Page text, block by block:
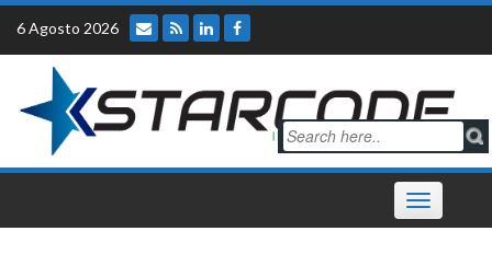
Skip
content
6 Agosto 2026
Toggle
navigation